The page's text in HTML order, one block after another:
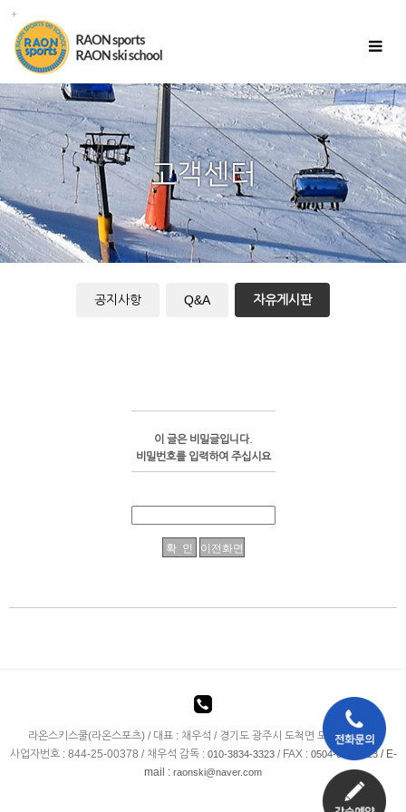
Toggle
공지사항 Q&A 자유게시판
이 글은 비밀글입니다.
비밀번호를 입력하여 주십시요
라온스키스쿨(라온스포츠) / 대표 : 채우석 / 경기도 광주시 도척면 도척윗로 278
사업자번호 : 844-25-00378 / 채우석 감독 : 010-3834-3323/ FAX : 0504-075-3323/ E-
mail : raonski@naver.com